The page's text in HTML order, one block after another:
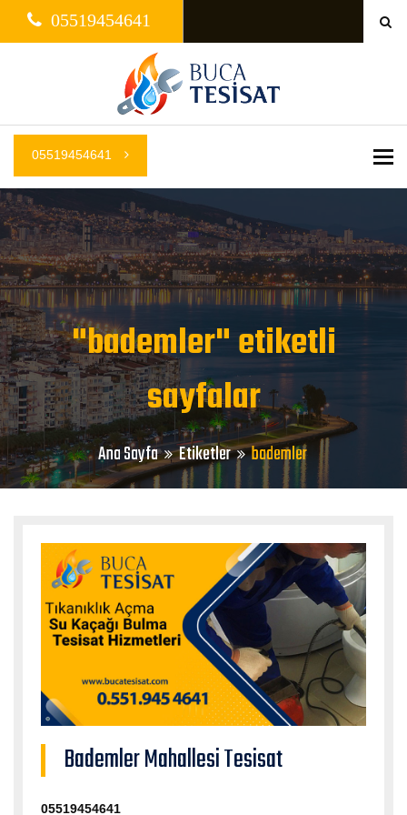
05519454641
05519454641
"bademler" etiketli
sayfalar
Ana Sayfa Etiketler bademler
Bademler Mahallesi Tesisat
05519454641